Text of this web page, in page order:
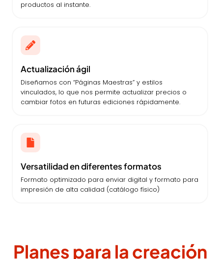
productos al instante.
Actualización ágil
Diseñamos con “Páginas Maestras” y estilos
vinculados, lo que nos permite actualizar precios o
cambiar fotos en futuras ediciones rápidamente.
Versatilidad en diferentes formatos
Formato optimizado para enviar digital y formato para
impresión de alta calidad (catálogo físico)
Planes para la creación